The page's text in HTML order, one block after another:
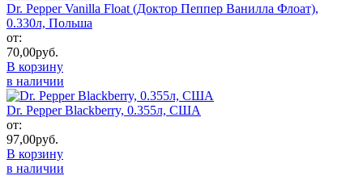
Dr. Pepper Vanilla Float (Доктор Пеппер Ванилла Флоат),
0.330л, Польша
от:
70,00руб.
В корзину
в наличии
Dr. Pepper Blackberry, 0.355л, США
от:
97,00руб.
В корзину
в наличии